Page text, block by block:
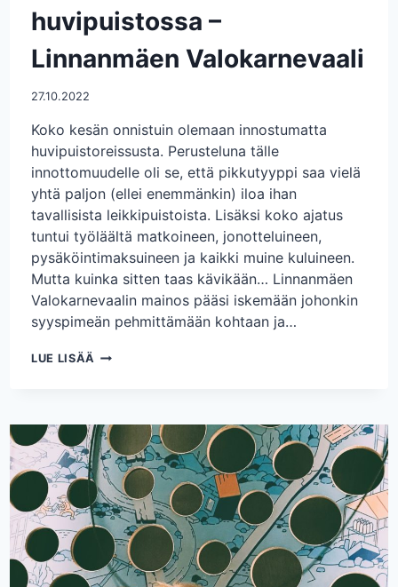
huvipuistossa –
Linnanmäen Valokarnevaali
27.10.2022
Koko kesän onnistuin olemaan innostumatta
huvipuistoreissusta. Perusteluna tälle
innottomuudelle oli se, että pikkutyyppi saa vielä
yhtä paljon (ellei enemmänkin) iloa ihan
tavallisista leikkipuistoista. Lisäksi koko ajatus
tuntui työläältä matkoineen, jonotteluineen,
pysäköintimaksuineen ja kaikki muine kuluineen.
Mutta kuinka sitten taas kävikään… Linnanmäen
Valokarnevaalin mainos pääsi iskemään johonkin
syyspimeän pehmittämään kohtaan ja…
LUE LISÄÄ ENSIMMÄINEN
LINNANMÄEN
VALOKARNEVAALI